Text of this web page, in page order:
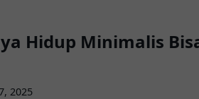
Hidup Minimalis
2025